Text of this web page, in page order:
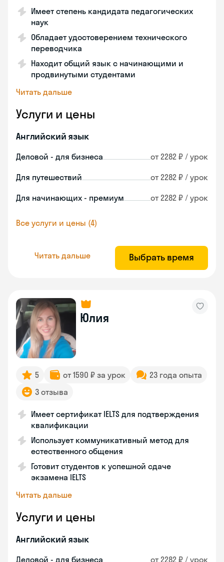
Имеет степень кандидата педагогических
наук
Обладает удостоверением технического
переводчика
Находит общий язык с начинающими и
продвинутыми студентами
Читать дальше
Услуги и цены
Английский язык
Деловой - для бизнеса от 2282 ₽ / урок
Для путешествий от 2282 ₽ / урок
Для начинающих - премиум от 2282 ₽ / урок
Все услуги и цены (4)
Читать дальше Выбрать время
Юлия
5 от 1590 ₽ за урок
23 года опыта
3 отзыва
Имеет сертификат IELTS для подтверждения
квалификации
Использует коммуникативный метод для
естественного общения
Готовит студентов к успешной сдаче
экзамена IELTS
Читать дальше
Услуги и цены
Английский язык
Деловой - для бизнеса от 2282 ₽ / урок